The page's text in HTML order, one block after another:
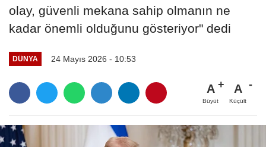
olay, güvenli mekana sahip olmanın ne
kadar önemli olduğunu gösteriyor" dedi
DÜNYA 24 Mayıs 2026 - 10:53
A
Büyüt
A
Küçült